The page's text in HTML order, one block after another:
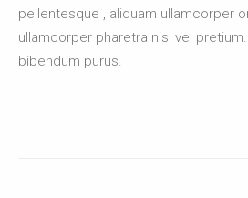
pellentesque , aliquam ullamcorper
ullamcorper pharetra nisl vel
bibendum purus.